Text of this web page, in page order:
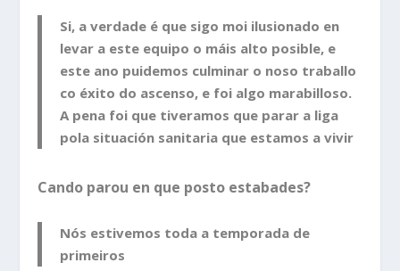
Si, a verdade é que sigo moi ilusionado en
levar a este equipo o máis alto posible, e
este ano puidemos culminar o noso traballo
co éxito do ascenso, e foi algo marabilloso.
A pena foi que tiveramos que parar a liga
pola situación sanitaria que estamos a vivir
Cando parou en que posto estabades?
Nós estivemos toda a temporada de
primeiros